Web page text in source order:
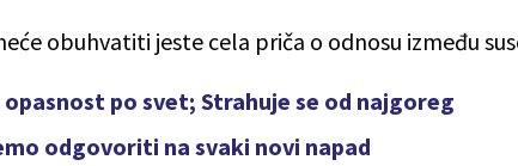
obuhvatiti jeste cela priča o odnosu između
opasnost po svet; Strahuje se od najgoreg
odgovoriti na svaki novi napad